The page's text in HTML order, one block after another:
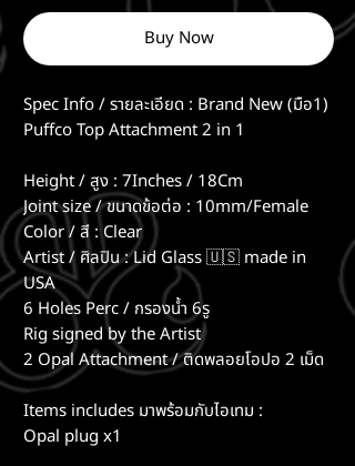
Buy Now
Spec Info / รายละเอียด : Brand New (มือ1)
Puffco Top Attachment 2 in 1
Height / สูง : 7Inches / 18Cm
Joint size / ขนาดข้อต่อ : 10mm/Female
Color / สี : Clear
Artist / ศิลปิน : Lid Glass 🇺🇸 made in
USA
6 Holes Perc / กรองน้ำ 6รู
Rig signed by the Artist
2 Opal Attachment / ติดพลอยโอปอ 2 เม็ด
Items includes มาพร้อมกับไอเทม :
Opal plug x1